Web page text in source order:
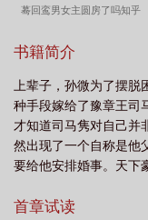
蓦回鸾男女主圆房了吗知乎
by海青拿天鹅简介
回鸾番外TXT 蓦回鸾咪咕
海青拿天鹅txt 蓦回鸾海青
么改名 蓦回鸾李陌辅佐谁
天 蓦回鸾结局是he吗
书籍简介
上辈子，孙微为了摆
种手段嫁给了豫章王司
才知道司马隽对自己并
然出现了一个自称是他
要给他安排婚事。天下
人，谁敢？【伪继母vs
首章试读